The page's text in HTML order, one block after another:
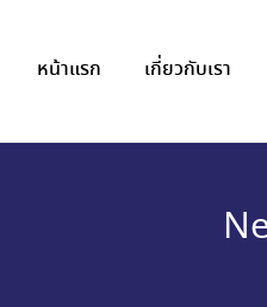
หน้าแรก เกี่ยวกับเรา